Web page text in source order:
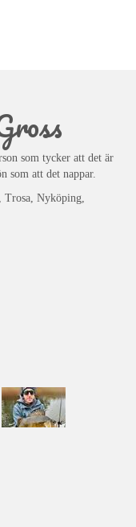
som tycker att det är
som att det nappar.
Nyköping,